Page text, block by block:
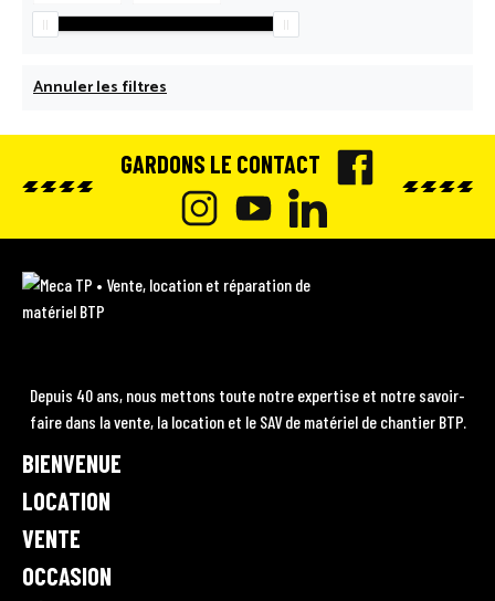
Annuler les filtres
GARDONS LE CONTACT
A
O
O
I
N
A
G
Y
O
U
B
L
I
E
D
M
e
V
e
t
e
Depuis 40 ans, nous mettons toute notre expertise et notre savoir-
faire dans la vente, la location et le SAV de matériel de chantier BTP.
BIENVENUE
LOCATION
VENTE
OCCASION